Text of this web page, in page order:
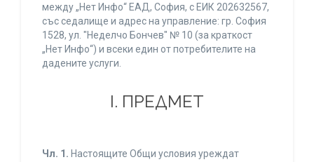
между „Нет Инфо“ ЕАД, София, с ЕИК 202632567,
със седалище и адрес на управление: гр. София
1528, ул. "Неделчо Бончев" № 10 (за краткост
„Нет Инфо“) и всеки един от потребителите на
дадените услуги.
І. ПРЕДМЕТ
Чл. 1. Настоящите Общи условия уреждат